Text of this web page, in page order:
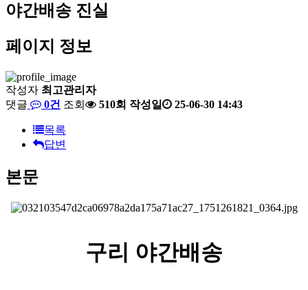
야간배송 진실
페이지 정보
작성자 최고관리자
댓글
0건 조회 510회 작성일 25-06-30 14:43
목록
답변
본문
구리 야간배송